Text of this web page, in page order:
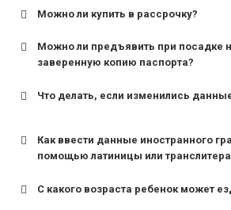
Можно ли купить в рассрочку?
Можно ли предъявить при посадке
заверенную копию паспорта?
Что делать, если изменились
Как ввести данные иностранного
помощью латиницы или
С какого возраста ребенок может